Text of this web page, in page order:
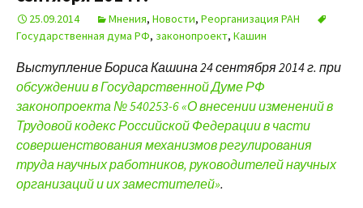
25.09.2014 Мнения, Новости, Реорганизация РАН
Государственная дума РФ, законопроект, Кашин
Выступление Бориса Кашина 24 сентября 2014 г. при
обсуждении в Государственной Думе РФ
законопроекта № 540253-6 «О внесении изменений в
Трудовой кодекс Российской Федерации в части
совершенствования механизмов регулирования
труда научных работников, руководителей научных
организаций и их заместителей».